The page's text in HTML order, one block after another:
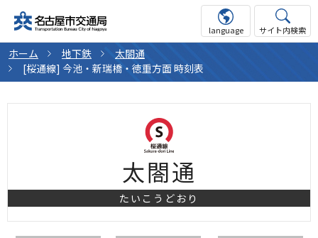
language サイト内検索
ホーム 地下鉄
太閤通
[桜通線] 今池・新瑞橋・徳重方面 時刻表
太閤通
たいこうどおり